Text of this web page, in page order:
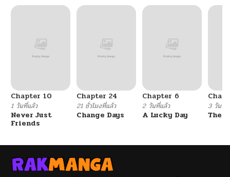
Chapter 10
1 วันที่แล้ว
Never Just
Friends
Chapter 24
21 ชั่วโมงที่แล้ว
Change Days
Chapter 6
2 วันที่แล้ว
A Lucky Day
3 วันที่
The